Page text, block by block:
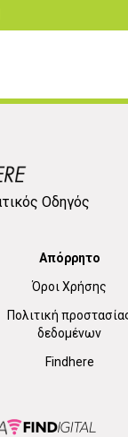
Οδηγός
Απόρρητο
Όροι Χρήσης
Πολιτική
δεδομένων
Findhere